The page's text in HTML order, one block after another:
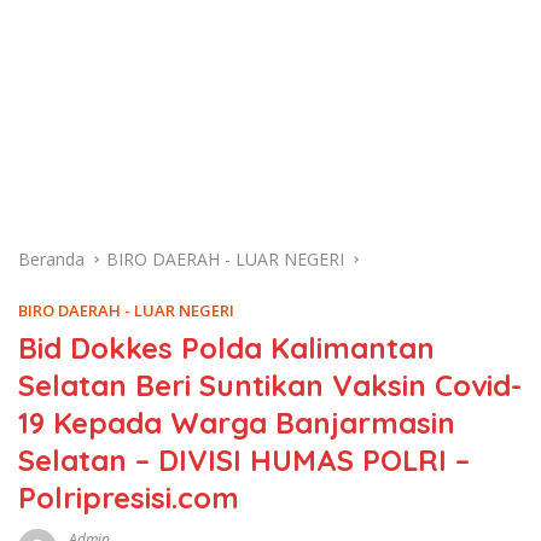
Beranda BIRO DAERAH - LUAR NEGERI
BIRO DAERAH - LUAR NEGERI
Bid Dokkes Polda Kalimantan
Selatan Beri Suntikan Vaksin Covid-
19 Kepada Warga Banjarmasin
Selatan – DIVISI HUMAS POLRI –
Polripresisi.com